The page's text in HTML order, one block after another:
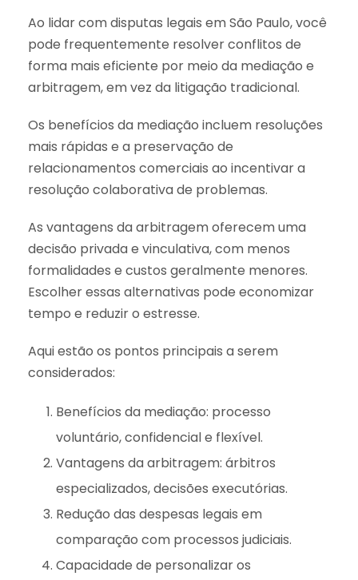
Ao lidar com disputas legais em São Paulo, você
pode frequentemente resolver conflitos de
forma mais eficiente por meio da mediação e
arbitragem, em vez da litigação tradicional.
Os benefícios da mediação incluem resoluções
mais rápidas e a preservação de
relacionamentos comerciais ao incentivar a
resolução colaborativa de problemas.
As vantagens da arbitragem oferecem uma
decisão privada e vinculativa, com menos
formalidades e custos geralmente menores.
Escolher essas alternativas pode economizar
tempo e reduzir o estresse.
Aqui estão os pontos principais a serem
considerados:
Benefícios da mediação: processo
voluntário, confidencial e flexível.
Vantagens da arbitragem: árbitros
especializados, decisões executórias.
Redução das despesas legais em
comparação com processos judiciais.
Capacidade de personalizar os